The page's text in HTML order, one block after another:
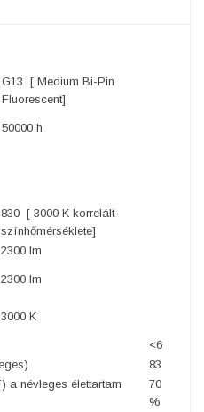
G13 [ Medium Bi-Pin
Fluorescent]
50000 h
830 [ 3000 K korrelált
színhőmérséklete]
2300 lm
2300 lm
3000 K
<6
83
a névleges élettartam
70
%